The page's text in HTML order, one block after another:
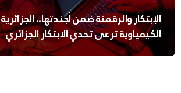
الإبتكار والرقمنة ضمن أجندتها..
الكيمياوية ترعى تحدي الإبتكار الجزائري